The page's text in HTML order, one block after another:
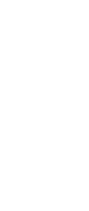
指導
サポ